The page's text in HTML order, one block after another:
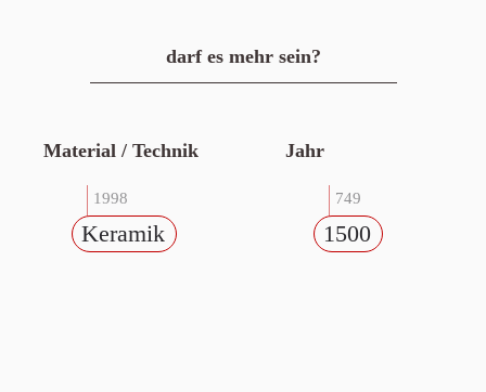
darf es mehr sein?
Material / Technik
1998
Keramik
Jahr
749
1500